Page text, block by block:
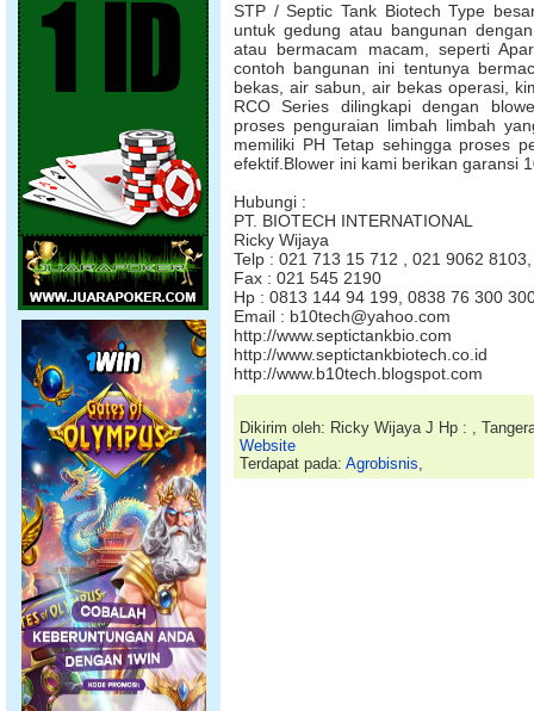
STP / Septic Tank Biotech Type
untuk gedung atau bangunan
atau bermacam macam, seperti
contoh bangunan ini tentunya
bekas, air sabun, air bekas operasi,
RCO Series dilingkapi dengan
proses penguraian limbah limbah
memiliki PH Tetap sehingga proses
efektif.Blower ini kami berikan garansi
Hubungi :
PT. BIOTECH INTERNATIONAL
Ricky Wijaya
Telp : 021 713 15 712 , 021 9062
Fax : 021 545 2190
Hp : 0813 144 94 199, 0838 76 300
Email : b10tech@yahoo.com
http://www.septictankbio.com
http://www.septictankbiotech.co.id
http://www.b10tech.blogspot.com
Dikirim oleh: Ricky Wijaya J Hp : ,
Website
Terdapat pada: Agrobisnis,